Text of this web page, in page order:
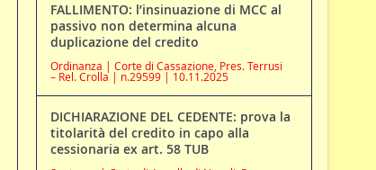
FALLIMENTO: l’insinuazione di MCC al
passivo non determina alcuna
duplicazione del credito
Ordinanza | Corte di Cassazione, Pres. Terrusi
– Rel. Crolla | n.29599 | 10.11.2025
DICHIARAZIONE DEL CEDENTE: prova la
titolarità del credito in capo alla
cessionaria ex art. 58 TUB